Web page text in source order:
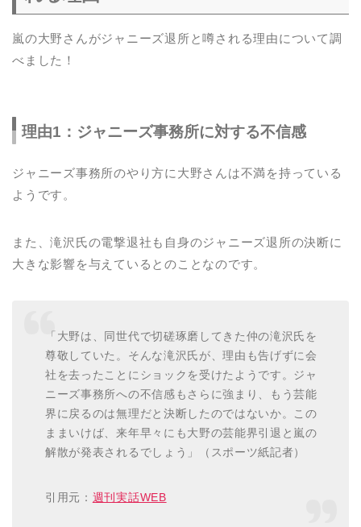
嵐の大野さんがジャニーズ退所と噂される理由について調
べました！
理由1：ジャニーズ事務所に対する不信感
ジャニーズ事務所のやり方に大野さんは不満を持っている
ようです。
また、滝沢氏の電撃退社も自身のジャニーズ退所の決断に
大きな影響を与えているとのことなのです。
「大野は、同世代で切磋琢磨してきた仲の滝沢氏を
尊敬していた。そんな滝沢氏が、理由も告げずに会
社を去ったことにショックを受けたようです。ジャ
ニーズ事務所への不信感もさらに強まり、もう芸能
界に戻るのは無理だと決断したのではないか。この
ままいけば、来年早々にも大野の芸能界引退と嵐の
解散が発表されるでしょう」（スポーツ紙記者）
引用元： 週刊実話WEB